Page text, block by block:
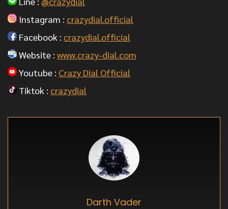
Instagram : crazydial.official
Facebook : crazydial.official
Website : www.crazy-dial.com
Youtube : Crazy Dial Official
Tiktok : crazydial
Darth Vader